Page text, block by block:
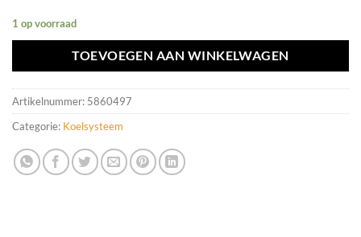
1 op voorraad
TOEVOEGEN AAN WINKELWAGEN
Artikelnummer: 5860497
Categorie: Koelsysteem